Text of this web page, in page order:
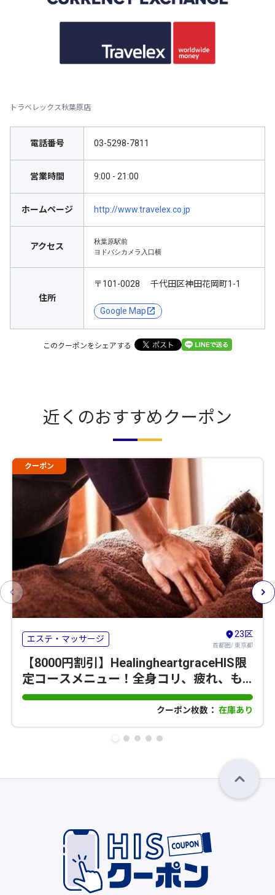
トラベレックス秋葉原店
電話番号 03-5298-7811
営業時間 9:00 - 21:00
ホームページ http://www.travelex.co.jp
アクセス
秋葉原駅前
ヨドバシカメラ入口横
住所
〒101-0028 千代田区神田花岡町1-1
Google Map
このクーポンをシェアする
近くのおすすめクーポン
クーポン
エステ・マッサージ 23区
首都圏/ 東京都
【8000円割引】HealingheartgraceHIS限
定コースメニュー！全身コリ、疲れ、も
みほぐし疲労改善
クーポン枚数： 在庫あり